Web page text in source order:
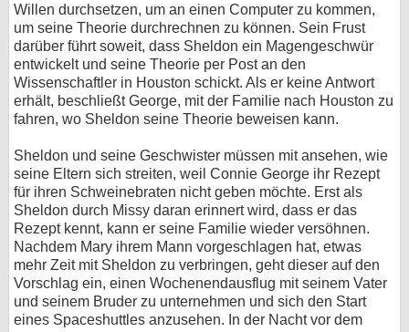
Willen durchsetzen, um an einen Computer zu kommen,
um seine Theorie durchrechnen zu können. Sein Frust
darüber führt soweit, dass Sheldon ein Magengeschwür
entwickelt und seine Theorie per Post an den
Wissenschaftler in Houston schickt. Als er keine Antwort
erhält, beschließt George, mit der Familie nach Houston zu
fahren, wo Sheldon seine Theorie beweisen kann.
Sheldon und seine Geschwister müssen mit ansehen, wie
seine Eltern sich streiten, weil Connie George ihr Rezept
für ihren Schweinebraten nicht geben möchte. Erst als
Sheldon durch Missy daran erinnert wird, dass er das
Rezept kennt, kann er seine Familie wieder versöhnen.
Nachdem Mary ihrem Mann vorgeschlagen hat, etwas
mehr Zeit mit Sheldon zu verbringen, geht dieser auf den
Vorschlag ein, einen Wochenendausflug mit seinem Vater
und seinem Bruder zu unternehmen und sich den Start
eines Spaceshuttles anzusehen. In der Nacht vor dem